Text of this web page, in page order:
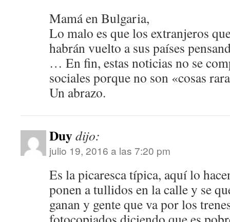
Mamá en Bulgaria,
Lo malo es que los extranjeros
habrán vuelto a sus países
… En fin, estas noticias no se
sociales porque no son «cosas
Un abrazo.
Duydijo:
julio 19, 2016 a las 7:20 pm
Es la picaresca típica, aquí lo
ponen a tullidos en la calle y se
ganan y gente que va por los